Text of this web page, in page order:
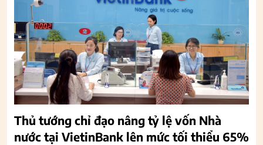
Thủ tướng chỉ đạo nâng tỷ lệ vốn Nhà
nước tại VietinBank lên mức tối thiểu 65%